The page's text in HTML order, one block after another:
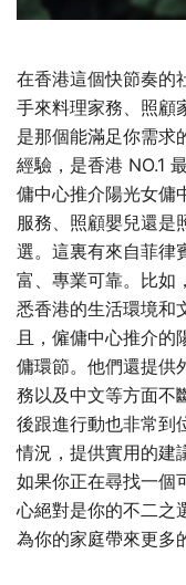
在香港這個快節奏的
手來料理家務、照顧
是那個能滿足你需求
經驗，是香港 NO.1
傭中心推介陽光女傭
服務、照顧嬰兒還是
選。這裏有來自菲律
富、專業可靠。比如
悉香港的生活環境和
且，僱傭中心推介的
傭環節。他們還提供
務以及中文等方面不
後跟進行動也非常到
情況，提供實用的建
如果你正在尋找一個
心絕對是你的不二之
為你的家庭帶來更多